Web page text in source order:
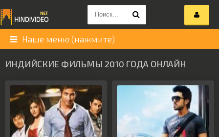
Наше меню (нажмите)
ИНДИЙСКИЕ ФИЛЬМЫ 2010 ГОДА ОНЛАЙН